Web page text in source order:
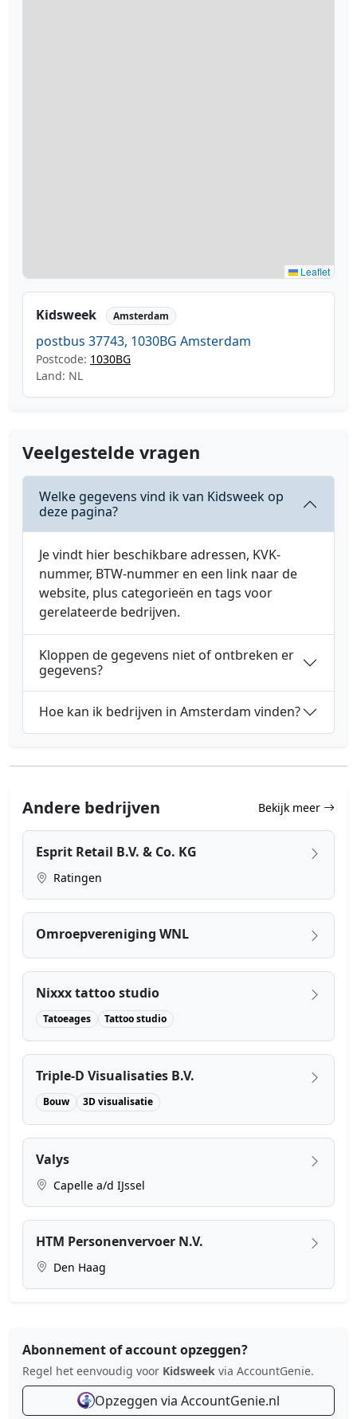
Leaflet
Kidsweek Amsterdam
postbus 37743, 1030BG Amsterdam
Postcode: 1030BG
Land: NL
Veelgestelde vragen
Welke gegevens vind ik van Kidsweek op
deze pagina?
Je vindt hier beschikbare adressen, KVK-
nummer, BTW-nummer en een link naar de
website, plus categorieën en tags voor
gerelateerde bedrijven.
Kloppen de gegevens niet of ontbreken er
gegevens?
Hoe kan ik bedrijven in Amsterdam vinden?
Andere bedrijven Bekijk meer
Esprit Retail B.V. & Co. KG
Ratingen
Omroepvereniging WNL
Nixxx tattoo studio
Tatoeages Tattoo studio
Triple-D Visualisaties B.V.
Bouw 3D visualisatie
Valys
Capelle a/d IJssel
HTM Personenvervoer N.V.
Den Haag
Abonnement of account opzeggen?
Regel het eenvoudig voor Kidsweek via AccountGenie.
Opzeggen via AccountGenie.nl